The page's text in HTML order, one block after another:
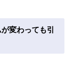
変わっても引